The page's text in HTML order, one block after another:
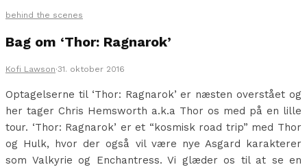
behind the scenes
Bag om ‘Thor: Ragnarok’
Kofi Lawson·31. oktober 2016
Optagelserne til ‘Thor: Ragnarok’ er næsten overstået og
her tager Chris Hemsworth a.k.a Thor os med på en lille
tour. ‘Thor: Ragnarok’ er et “kosmisk road trip” med Thor
og Hulk, hvor der også vil være nye Asgard karakterer
som Valkyrie og Enchantress. Vi glæder os til at se en